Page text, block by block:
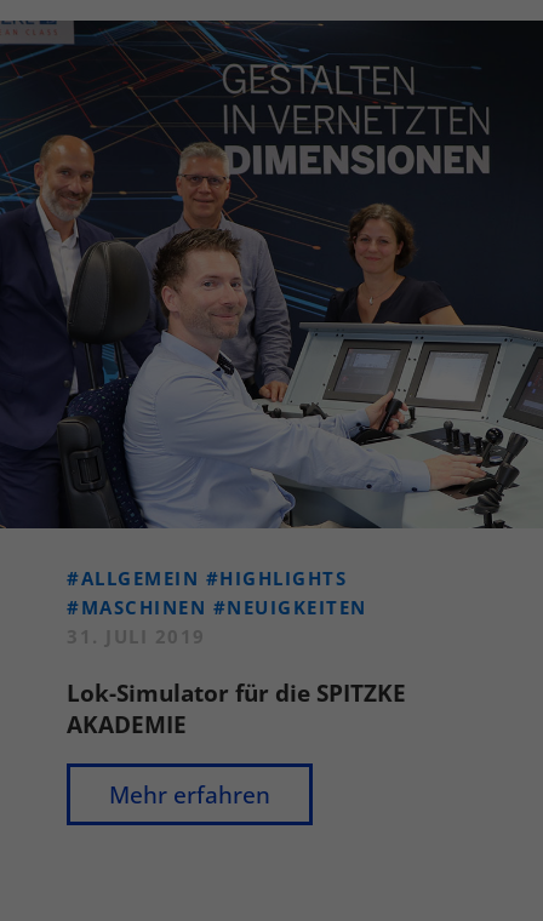
#ALLGEMEIN #HIGHLIGHTS
#MASCHINEN #NEUIGKEITEN
31. JULI 2019
Lok-Simulator für die SPITZKE
AKADEMIE
Mehr erfahren